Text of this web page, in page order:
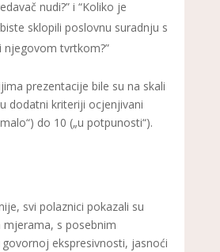
nudi?” i “Koliko je
sklopili poslovnu suradnju s
njegovom tvrtkom?”
prezentacije bile su na skali
dodatni kriteriji ocjenjivani
do 10 („u potpunosti“).
svi polaznici pokazali su
mjerama, s posebnim
ekspresivnosti, jasnoći